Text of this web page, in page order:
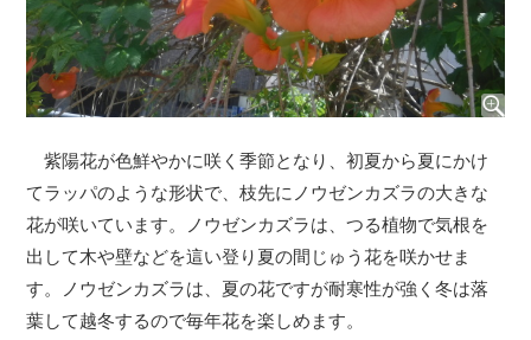
紫陽花が色鮮やかに咲く季節となり、初夏から夏にかけ
てラッパのような形状で、枝先にノウゼンカズラの大きな
花が咲いています。ノウゼンカズラは、つる植物で気根を
出して木や壁などを這い登り夏の間じゅう花を咲かせま
す。ノウゼンカズラは、夏の花ですが耐寒性が強く冬は落
葉して越冬するので毎年花を楽しめます。